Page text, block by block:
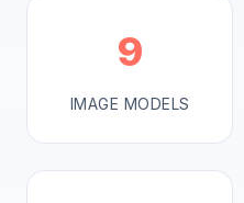
9
IMAGE MODELS